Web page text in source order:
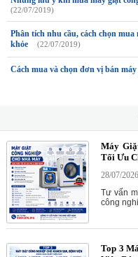
(22/07/2019)
Phân tích nhu cầu, cách chọn mua
khỏe
(22/07/2019)
Cách mua và chọn đơn vị bán
Máy
Tối Ưu
28/07/2026
Tư vấn
công
Top 3